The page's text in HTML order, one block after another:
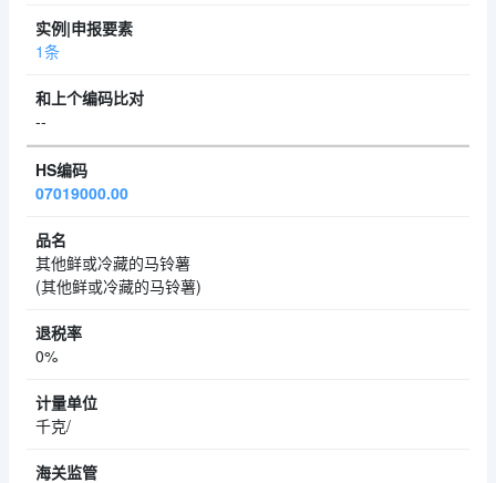
1条
--
07019000.00
其他鲜或冷藏的马铃薯
(其他鲜或冷藏的马铃薯)
0%
千克/